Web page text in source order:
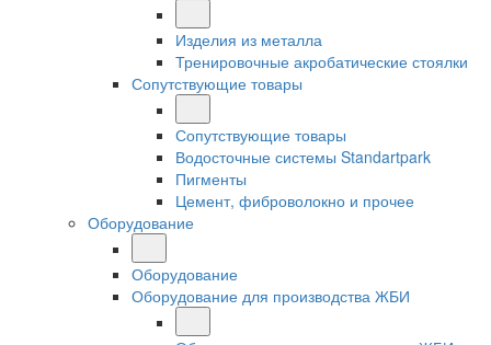
Изделия из металла
Тренировочные акробатические стоялки
Сопутствующие товары
Сопутствующие товары
Водосточные системы Standartpark
Пигменты
Цемент, фиброволокно и прочее
Оборудование
Оборудование
Оборудование для производства ЖБИ